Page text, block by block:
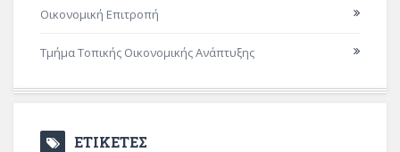
Οικονομική Επιτροπή
Τμήμα Τοπικής Οικονομικής Ανάπτυξης
ΕΤΙΚΕΤΕΣ